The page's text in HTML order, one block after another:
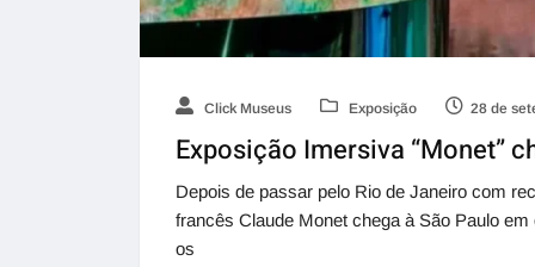
Click Museus Exposição 28 de
Exposição Imersiva “Monet”
Depois de passar pelo Rio de Janeiro com
francês Claude Monet chega à São Paulo em
os